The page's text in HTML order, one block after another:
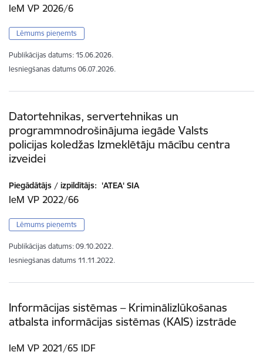
IeM VP 2026/6
Lēmums pieņemts
Publikācijas datums: 15.06.2026.
Iesniegšanas datums 06.07.2026.
Datortehnikas, servertehnikas un
programmnodrošinājuma iegāde Valsts
policijas koledžas Izmeklētāju mācību centra
izveidei
Piegādātājs / izpildītājs: 'ATEA' SIA
IeM VP 2022/66
Lēmums pieņemts
Publikācijas datums: 09.10.2022.
Iesniegšanas datums 11.11.2022.
Informācijas sistēmas – Kriminālizlūkošanas
atbalsta informācijas sistēmas (KAIS) izstrāde
IeM VP 2021/65 IDF